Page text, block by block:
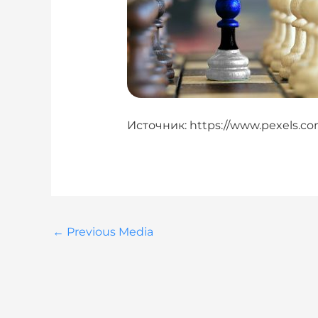
Источник: https://
← Previous Media